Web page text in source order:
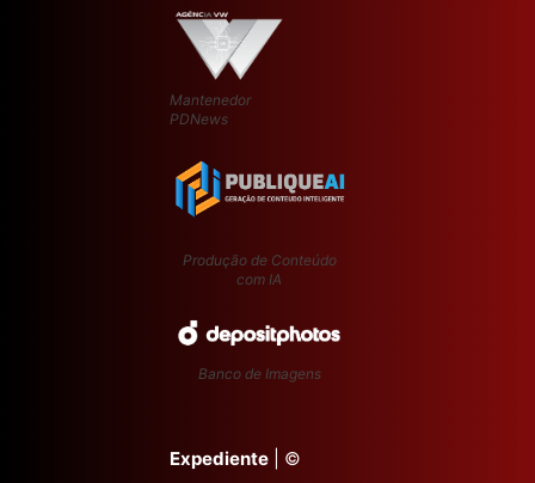
Mantenedor
PDNews
Produção de Conteúdo
com IA
Banco de Imagens
Expediente | ©